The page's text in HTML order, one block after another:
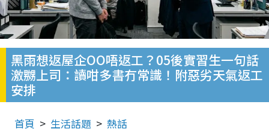
黑雨想返屋企OO唔返工？05後實習生一句話
激嬲上司：讀咁多書冇常識！附惡劣天氣返工
安排
首頁 生活話題 熱話